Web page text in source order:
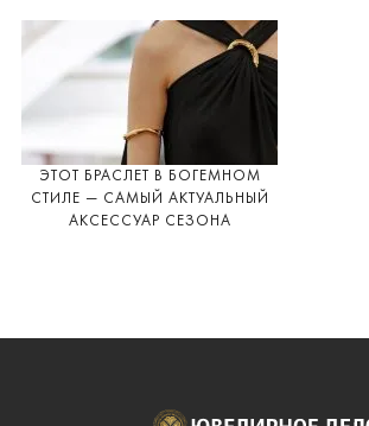
ЭТОТ БРАСЛЕТ В БОГЕМНОМ
СТИЛЕ — САМЫЙ АКТУАЛЬНЫЙ
АКСЕССУАР СЕЗОНА